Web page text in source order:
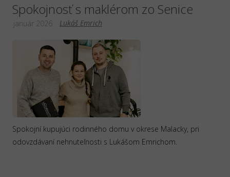
Spokojnosť s maklérom zo Senice
Lukáš Emrich
január 2026
Spokojní kupujúci rodinného domu v okrese Malacky, pri
odovzdávaní nehnuteľnosti s Lukášom Emrichom.